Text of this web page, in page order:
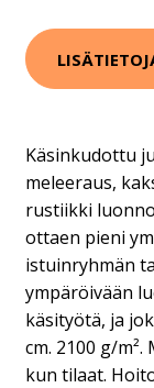
Käsinkudottu
meleeraus,
rustiikki
ottaen pieni
istuinryhmän
ympäröivään
käsityötä, ja
cm. 2100 g/
kun tilaat.